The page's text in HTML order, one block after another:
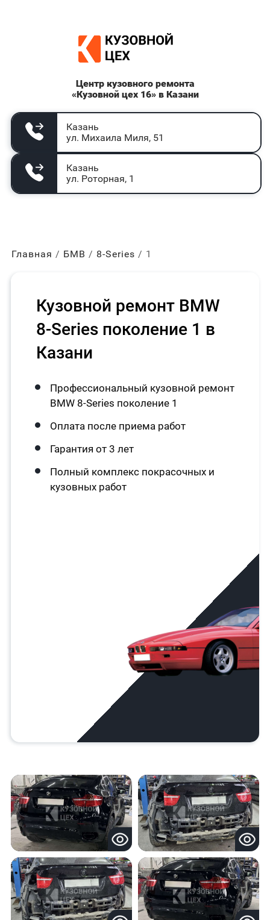
Центр кузовного ремонта
«Кузовной цех 16» в Казани
Казань
ул. Михаила Миля, 51
Казань
ул. Роторная, 1
Главная БМВ 8-Series 1
Кузовной ремонт BMW
8-Series поколение 1 в
Казани
Профессиональный кузовной ремонт
BMW 8-Series поколение 1
Оплата после приема работ
Гарантия от 3 лет
Полный комплекс покрасочных и
кузовных работ